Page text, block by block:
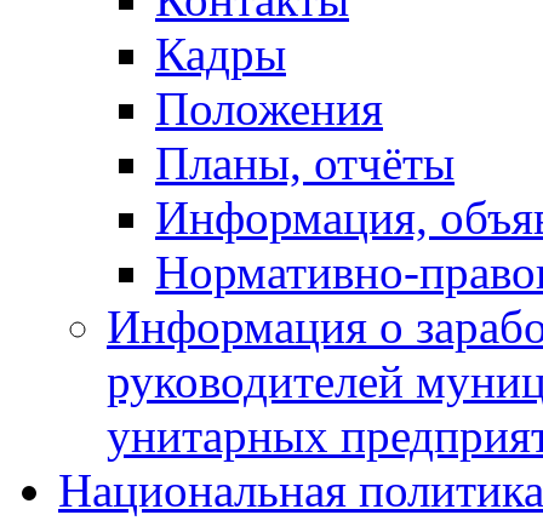
Кадры
Положения
Планы, отчёты
Информация,
Нормативно-
Информация о
руководителей
унитарных
Национальная политика